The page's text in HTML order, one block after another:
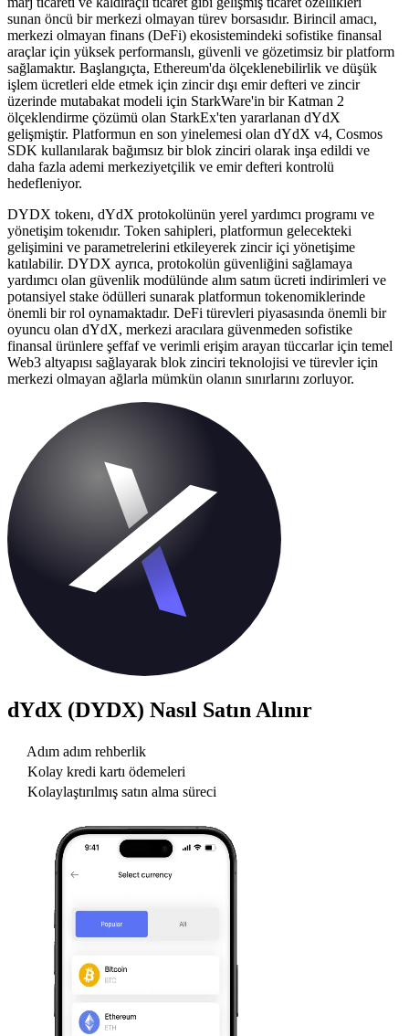
sunan öncü bir merkezi olmayan türev borsasıdır. Birincil amacı,
merkezi olmayan finans (DeFi) ekosistemindeki sofistike finansal
araçlar için yüksek performanslı, güvenli ve gözetimsiz bir platform
sağlamaktır. Başlangıçta, Ethereum'da ölçeklenebilirlik ve düşük
işlem ücretleri elde etmek için zincir dışı emir defteri ve zincir
üzerinde mutabakat modeli için StarkWare'in bir Katman 2
ölçeklendirme çözümü olan StarkEx'ten yararlanan dYdX
gelişmiştir. Platformun en son yinelemesi olan dYdX v4, Cosmos
SDK kullanılarak bağımsız bir blok zinciri olarak inşa edildi ve
daha fazla ademi merkeziyetçilik ve emir defteri kontrolü
hedefleniyor.
DYDX tokenı, dYdX protokolünün yerel yardımcı programı ve
yönetişim tokenıdır. Token sahipleri, platformun gelecekteki
gelişimini ve parametrelerini etkileyerek zincir içi yönetişime
katılabilir. DYDX ayrıca, protokolün güvenliğini sağlamaya
yardımcı olan güvenlik modülünde alım satım ücreti indirimleri ve
potansiyel stake ödülleri sunarak platformun tokenomiklerinde
önemli bir rol oynamaktadır. DeFi türevleri piyasasında önemli bir
oyuncu olan dYdX, merkezi aracılara güvenmeden sofistike
finansal ürünlere şeffaf ve verimli erişim arayan tüccarlar için temel
Web3 altyapısı sağlayarak blok zinciri teknolojisi ve türevler için
merkezi olmayan ağlarla mümkün olanın sınırlarını zorluyor.
dYdX (DYDX) Nasıl Satın Alınır
Adım adım rehberlik
Kolay kredi kartı ödemeleri
Kolaylaştırılmış satın alma süreci